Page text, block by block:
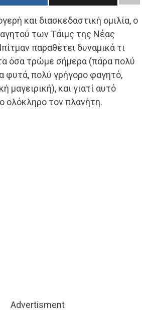
και διασκεδαστική ομιλία, ο
των Τάιμς της Νέας
παραθέτει δυναμικά τι
όσα τρώμε σήμερα (πάρα πολύ
φυτά, πολύ γρήγορο φαγητό,
μαγειρική), και γιατί αυτό
ολόκληρο τον πλανήτη.
Advertisment